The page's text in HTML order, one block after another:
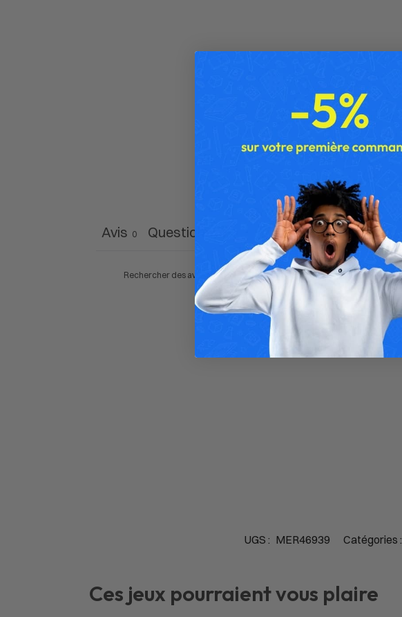
4
3
2
Avis 0 Questions
UGS : MER46939 Catégories :
Ces jeux pourraient vous plaire